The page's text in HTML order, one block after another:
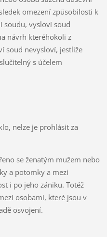
omezení způsobilosti k
soudu, vysloví soud
návrh kteréhokoli z
soud nevysloví, jestliže
s účelem
nelze je prohlásit za
se ženatým mužem nebo
a potomky a mezi
i po jeho zániku. Totéž
osobami, které jsou v
osvojení.